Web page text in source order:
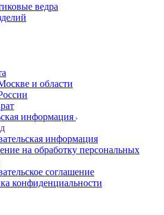
ведра
и области
информация
информация
на обработку персональных
соглашение
конфиденциальности